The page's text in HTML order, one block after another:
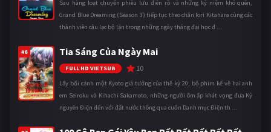
Sau hàng loạt chuyến phiêu lưu điên rồ và những kỷ niệm khó quên,
Grand Blue Dreaming (Season 3) tiếp tục theo chân Iori Kitahara cùng các
thành viên câu lạc bộ lặn trong những ngày tháng đại học đ ...
#6 Tia Sáng Của Ngày Mai
FULL HD VIETSUB 10
Lấy bối cảnh một Kyoto giả tưởng của thế kỷ 20, bộ phim kể về hai anh
em Seiroku và Kihachi Sakamoto, những người ôm ấp khát vọng đưa Kỷ
nguyên Điện đến với đất nước thông qua cuốn Danh mục Điện th ...